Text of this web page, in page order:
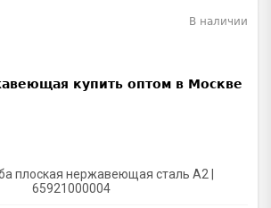
плоская нержавеющая сталь A2 |
65921000004
В наличии